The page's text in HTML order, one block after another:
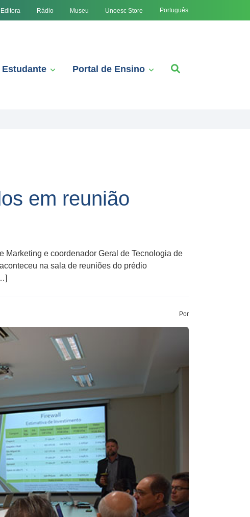
Editora Rádio Museu Unoesc Store Português
Portal de Ensino
em reunião
Marketing e coordenador Geral de Tecnologia de
na sala de reuniões do prédio
Por